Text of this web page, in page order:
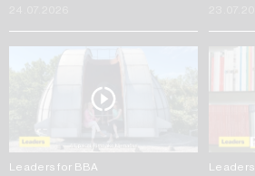
Leaders for BBA